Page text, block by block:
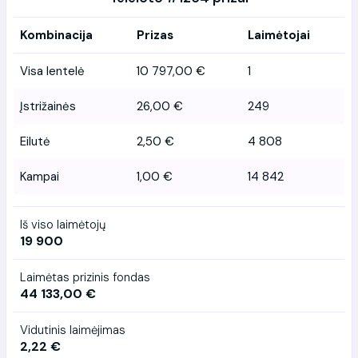
Kombinacija Prizas Laimėtojai
Visa lentelė 10 797,00 € 1
Įstrižainės 26,00 € 249
Eilutė 2,50 € 4 808
Kampai 1,00 € 14 842
Iš viso laimėtojų
19 900
Laimėtas prizinis fondas
44 133,00 €
Vidutinis laimėjimas
2,22 €